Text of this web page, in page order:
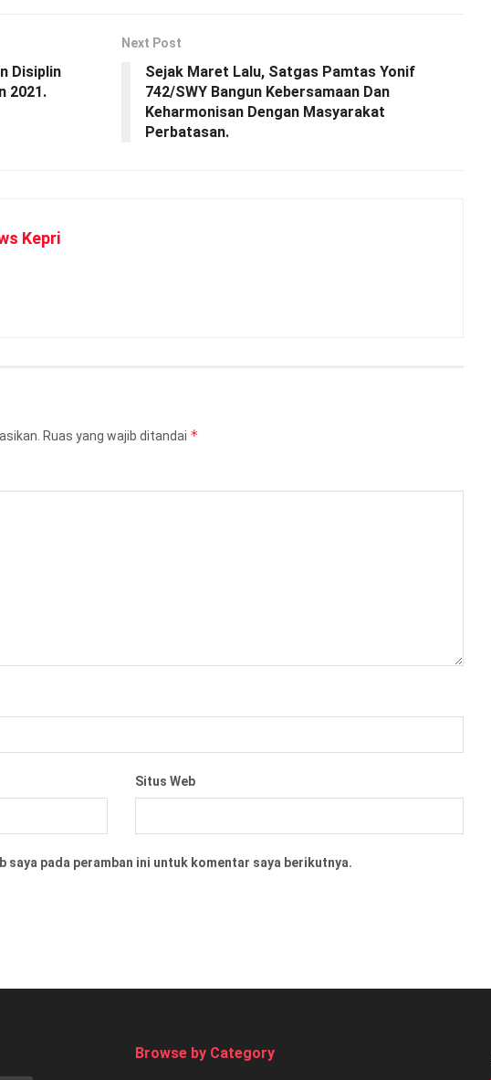
Disiplin
2021.
Next Post
Sejak Maret Lalu, Satgas Pamtas Yonif
742/SWY Bangun Kebersamaan Dan
Keharmonisan Dengan Masyarakat
Perbatasan.
Kepri
Ruas yang wajib ditandai *
Situs Web
saya pada peramban ini untuk komentar saya berikutnya.
Browse by Category